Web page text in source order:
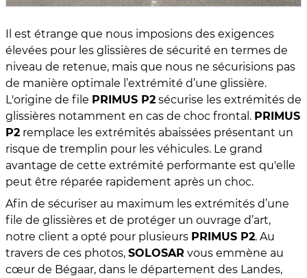
Il est étrange que nous imposions des exigences
élevées pour les glissières de sécurité en termes de
niveau de retenue, mais que nous ne sécurisions pas
de manière optimale l’extrémité d’une glissière.
L'origine de file PRIMUS P2 sécurise les extrémités de
glissières notamment en cas de choc frontal. PRIMUS
P2 remplace les extrémités abaissées présentant un
risque de tremplin pour les véhicules. Le grand
avantage de cette extrémité performante est qu'elle
peut être réparée rapidement après un choc.
Afin de sécuriser au maximum les extrémités d’une
file de glissières et de protéger un ouvrage d’art,
notre client a opté pour plusieurs PRIMUS P2. Au
travers de ces photos, SOLOSAR vous emmène au
cœur de Bégaar, dans le département des Landes,